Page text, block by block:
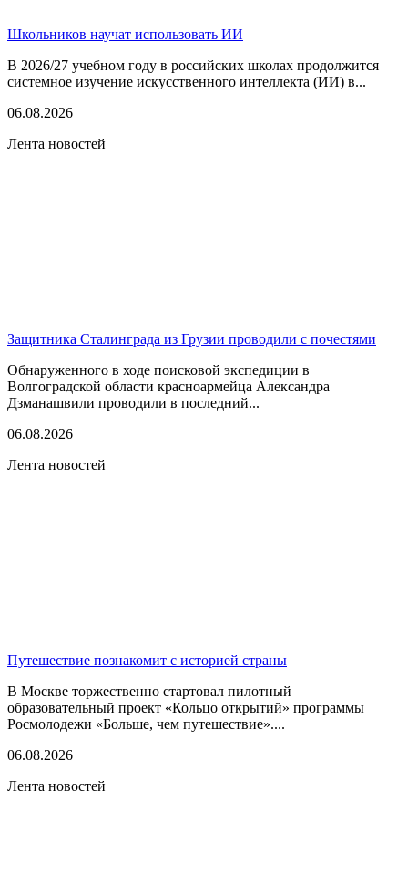
Школьников научат использовать ИИ
В 2026/27 учебном году в российских школах продолжится
системное изучение искусственного интеллекта (ИИ) в...
06.08.2026
Лента новостей
Защитника Сталинграда из Грузии проводили с почестями
Обнаруженного в ходе поисковой экспедиции в
Волгоградской области красноармейца Александра
Дзманашвили проводили в последний...
06.08.2026
Лента новостей
Путешествие познакомит с историей страны
В Москве торжественно стартовал пилотный
образовательный проект «Кольцо открытий» программы
Росмолодежи «Больше, чем путешествие»....
06.08.2026
Лента новостей